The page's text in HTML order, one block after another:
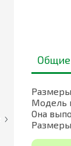
Модель
Она